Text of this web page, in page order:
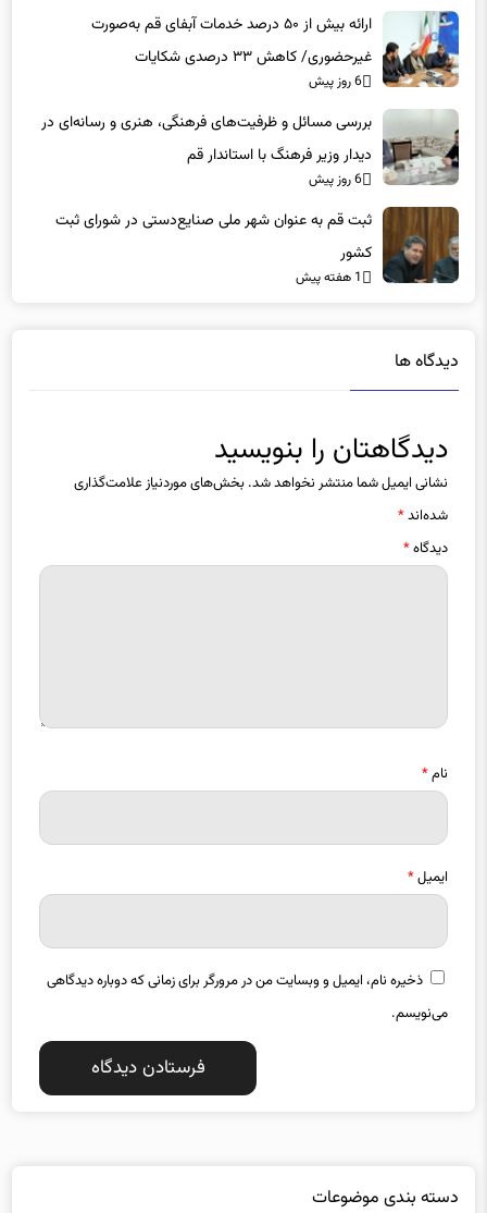
ارائه بیش از ۵۰ درصد خدمات آبفای قم به‌صورت
غیرحضوری/ کاهش ۳۳ درصدی شکایات
6 روز پیش
بررسی مسائل و ظرفیت‌های فرهنگی، هنری و رسانه‌ای در
دیدار وزیر فرهنگ با استاندار قم
6 روز پیش
ثبت قم به عنوان شهر ملی صنایع‌دستی در شورای ثبت
کشور
1 هفته پیش
دیدگاه ها
دیدگاهتان را بنویسید
نشانی ایمیل شما منتشر نخواهد شد. بخش‌های موردنیاز علامت‌گذاری
شده‌اند*
دیدگاه*
نام*
ایمیل*
ذخیره نام، ایمیل و وبسایت من در مرورگر برای زمانی که دوباره دیدگاهی
می‌نویسم.
دسته بندی موضوعات